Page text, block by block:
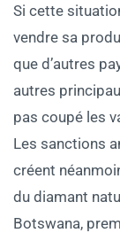
Si cette
vendre sa
que d’autres
autres
pas coupé les
Les sanctions
créent
du diamant
Botswana,